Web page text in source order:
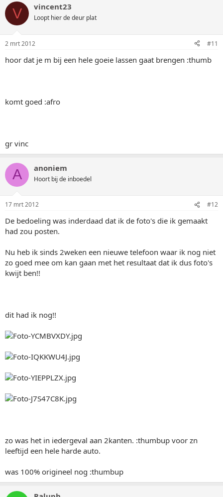
V vincent23
Loopt hier de deur plat
2 mrt 2012 #11
hoor dat je m bij een hele goeie lassen gaat brengen :thumb
komt goed :afro
gr vinc
A anoniem
Hoort bij de inboedel
17 mrt 2012 #12
De bedoeling was inderdaad dat ik de foto's die ik gemaakt
had zou posten.
Nu heb ik sinds 2weken een nieuwe telefoon waar ik nog niet
zo goed mee om kan gaan met het resultaat dat ik dus foto's
kwijt ben!!
dit had ik nog!!
zo was het in iedergeval aan 2kanten. :thumbup voor zn
leeftijd een hele harde auto.
was 100% origineel nog :thumbup